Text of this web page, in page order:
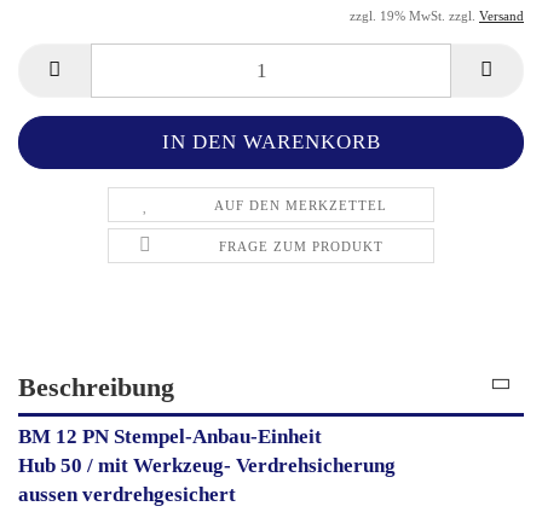
zzgl. 19% MwSt. zzgl. Versand
AUF DEN MERKZETTEL
FRAGE ZUM PRODUKT
Beschreibung
BM 12 PN Stempel-Anbau-Einheit
Hub 50 / mit Werkzeug- Verdrehsicherung
aussen verdrehgesichert